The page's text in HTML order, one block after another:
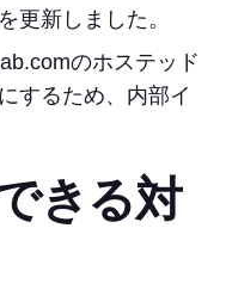
を更新しました。
のホステッド
するため、内部イ
きる対